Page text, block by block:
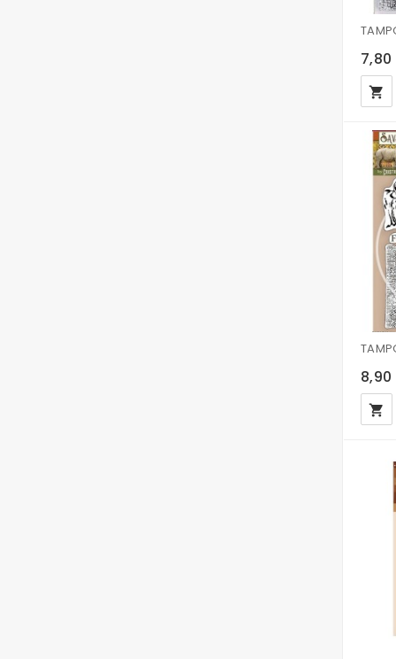
local_grocery_store
local_grocery_store